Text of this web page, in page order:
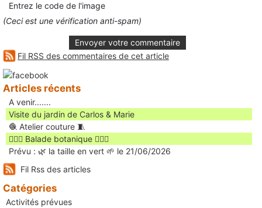
Entrez le code de l'image
(Ceci est une vérification anti-spam)
Envoyer votre commentaire
Fil RSS des commentaires de cet article
Articles récents
A venir.......
Visite du jardin de Carlos & Marie
🧶 Atelier couture 🧵
🚶🏻‍♀️ Balade botanique 🚶🏻‍♂️
Prévu : 🌿 la taille en vert 🌱 le 21/06/2026
Fil Rss des articles
Catégories
Activités prévues